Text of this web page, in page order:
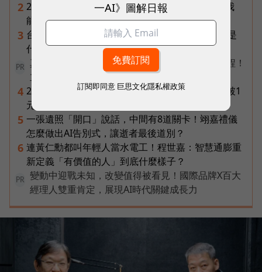
2 2026普發一萬最新進度｜國民支援金通過了嗎？我
能領嗎？地方發錢大盤點
3 台達電第二曲線盤點：「不發火的發電機」SOFC是
什麼？AI機器人、微電網、氫電池都它的局
PR
真正的效率，不是更忙，而是建立更好的工作流程！
立即了解《AI 人才全方位實戰課》
4 2026年8月ETF配息盤點｜19檔一次看，00878衝破1
元創高、00929殖利率逾16%
5 一張遺照「開口」說話，中間有8道關卡！翊嘉禮儀
怎麼做出AI告別式，讓逝者最後道別？
6 連黃仁勳都叫年輕人當水電工！程世嘉：智慧通膨重
新定義「有價值的人」到底什麼樣子？
PR
變動中迎戰未知，改變值得被看見！國際品牌X百大
經理人雙重肯定，展現AI時代關鍵成長力
一AI》圖解日報
訂閱即同意 巨思文化隱私權政策